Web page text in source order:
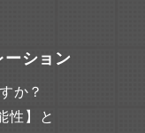
ション
か？
性】と